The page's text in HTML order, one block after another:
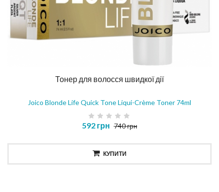
Тонер для волосся швидкої дії
Joico Blonde Life Quick Tone Liqui-Crème Toner 74ml
592 грн 740 грн
КУПИТИ